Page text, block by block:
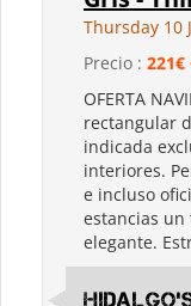
Thursday 10
Precio : 221€
OFERTA
rectangular
indicada
interiores.
e incluso
estancias
elegante.